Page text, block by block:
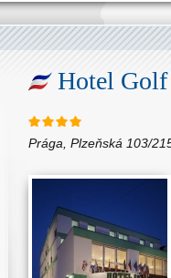
Hotel Golf
Prága, Plzeňská 103/